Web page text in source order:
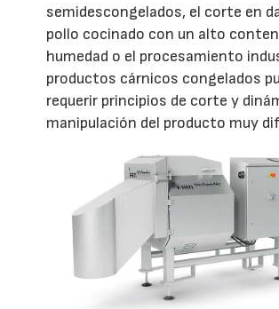
semidescongelados, el corte en
pollo cocinado con un alto
humedad o el procesamiento
productos cárnicos congelados
requerir principios de corte y
manipulación del producto muy